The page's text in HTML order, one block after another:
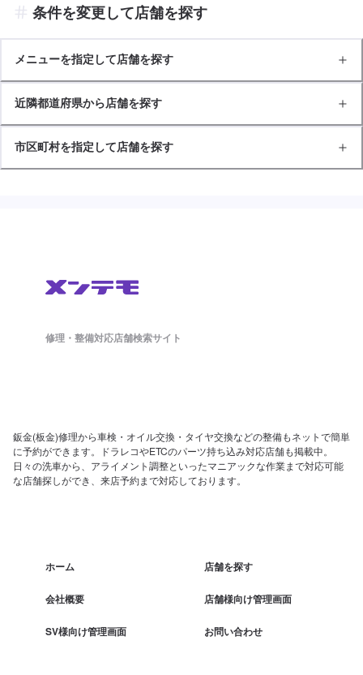
条件を変更して店舗を探す
メニューを指定して店舗を探す
近隣都道府県から店舗を探す
市区町村を指定して店舗を探す
修理・整備対応店舗検索サイト
鈑金(板金)修理から車検・オイル交換・タイヤ交換などの整備もネットで簡単
に予約ができます。ドラレコやETCのパーツ持ち込み対応店舗も掲載中。
日々の洗車から、アライメント調整といったマニアックな作業まで対応可能
な店舗探しができ、来店予約まで対応しております。
ホーム 店舗を探す
会社概要 店舗様向け管理画面
SV様向け管理画面 お問い合わせ